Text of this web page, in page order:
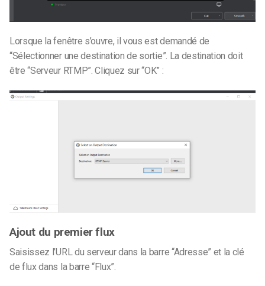
Lorsque la fenêtre s’ouvre, il vous est demandé de
“Sélectionner une destination de sortie”. La destination doit
être “Serveur RTMP”. Cliquez sur “OK” :
Ajout du premier flux
Saisissez l’URL du serveur dans la barre “Adresse” et la clé
de flux dans la barre “Flux”.